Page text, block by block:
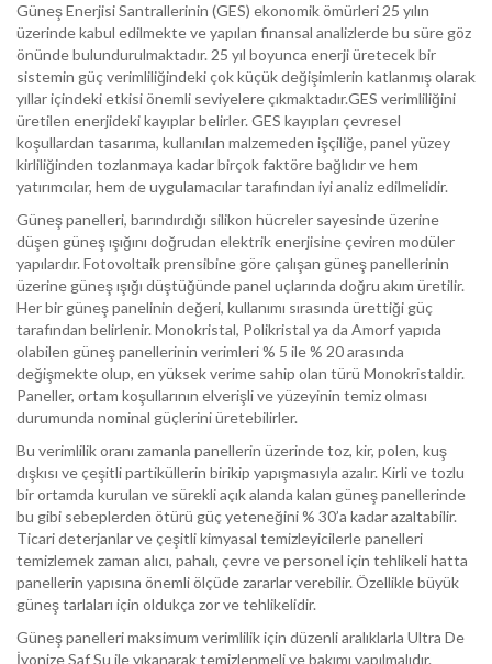
Güneş Enerjisi Santrallerinin (GES) ekonomik ömürleri 25 yılın
üzerinde kabul edilmekte ve yapılan finansal analizlerde bu süre göz
önünde bulundurulmaktadır. 25 yıl boyunca enerji üretecek bir
sistemin güç verimliliğindeki çok küçük değişimlerin katlanmış olarak
yıllar içindeki etkisi önemli seviyelere çıkmaktadır.GES verimliliğini
üretilen enerjideki kayıplar belirler. GES kayıpları çevresel
koşullardan tasarıma, kullanılan malzemeden işçiliğe, panel yüzey
kirliliğinden tozlanmaya kadar birçok faktöre bağlıdır ve hem
yatırımcılar, hem de uygulamacılar tarafından iyi analiz edilmelidir.
Güneş panelleri, barındırdığı silikon hücreler sayesinde üzerine
düşen güneş ışığını doğrudan elektrik enerjisine çeviren modüler
yapılardır. Fotovoltaik prensibine göre çalışan güneş panellerinin
üzerine güneş ışığı düştüğünde panel uçlarında doğru akım üretilir.
Her bir güneş panelinin değeri, kullanımı sırasında ürettiği güç
tarafından belirlenir. Monokristal, Polikristal ya da Amorf yapıda
olabilen güneş panellerinin verimleri % 5 ile % 20 arasında
değişmekte olup, en yüksek verime sahip olan türü Monokristaldir.
Paneller, ortam koşullarının elverişli ve yüzeyinin temiz olması
durumunda nominal güçlerini üretebilirler.
Bu verimlilik oranı zamanla panellerin üzerinde toz, kir, polen, kuş
dışkısı ve çeşitli partiküllerin birikip yapışmasıyla azalır. Kirli ve tozlu
bir ortamda kurulan ve sürekli açık alanda kalan güneş panellerinde
bu gibi sebeplerden ötürü güç yeteneğini % 30’a kadar azaltabilir.
Ticari deterjanlar ve çeşitli kimyasal temizleyicilerle panelleri
temizlemek zaman alıcı, pahalı, çevre ve personel için tehlikeli hatta
panellerin yapısına önemli ölçüde zararlar verebilir. Özellikle büyük
güneş tarlaları için oldukça zor ve tehlikelidir.
Güneş panelleri maksimum verimlilik için düzenli aralıklarla Ultra De
İyonize Saf Su ile yıkanarak temizlenmeli ve bakımı yapılmalıdır.